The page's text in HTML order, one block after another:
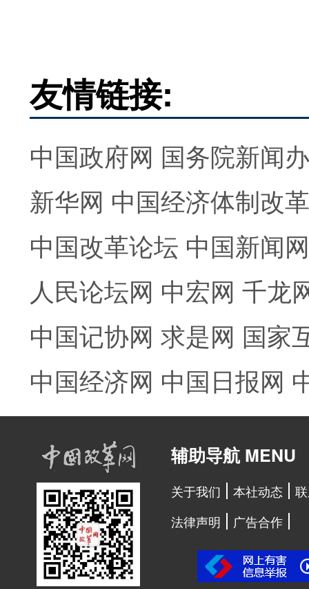
友情链接:
中国政府网 国务院新闻
新华网 中国经济体制改
中国改革论坛 中国新闻网
人民论坛网 中宏网 千龙
中国记协网 求是网 国家
中国经济网 中国日报网
辅助导航 MENU
关于我们 本社动态
法律声明
广告合作